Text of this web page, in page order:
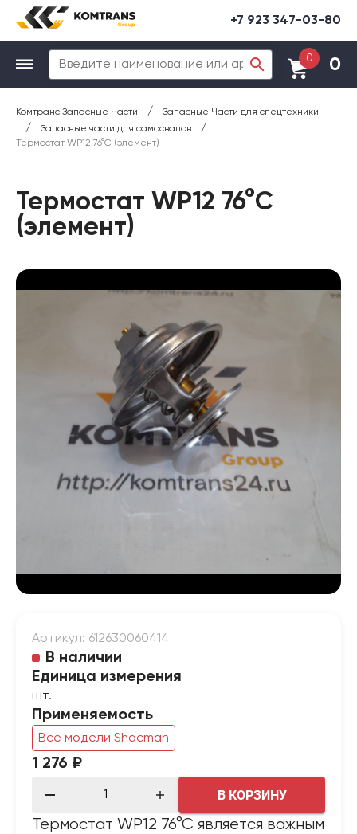
+7 923 347-03-80
0 0
Комтранс Запасные Части / Запасные Части для спецтехники
/ Запасные части для самосвалов /
Термостат WP12 76°С (элемент)
Термостат WP12 76°С
(элемент)
Артикул: 612630060414
В наличии
Единица измерения
шт.
Применяемость
Все модели Shacman
1 276 ₽
В КОРЗИНУ
Термостат WP12 76°C является важным